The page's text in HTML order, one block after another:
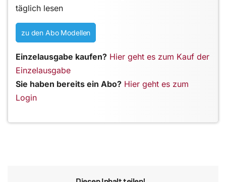
täglich lesen
zu den Abo Modellen
Einzelausgabe kaufen? Hier geht es zum Kauf der
Einzelausgabe
Sie haben bereits ein Abo? Hier geht es zum
Login